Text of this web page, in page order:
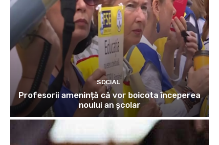
SOCIAL
Profesorii amenință că vor boicota începerea
noului an școlar